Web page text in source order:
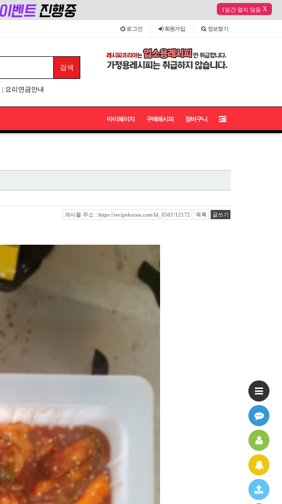
1일간 열지 않음 X
로그인 회원가입 정보찾기
| 요리연금안내
마이페이지 구매레시피 장바구니
게시물 주소 : https://recipekorea.com/ld_0501/12172 목록 글쓰기